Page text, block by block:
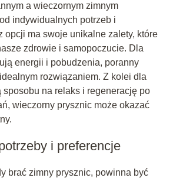
a wieczornym zimnym
indywidualnych potrzeb i
opcji ma swoje unikalne zalety, które
zdrowie i samopoczucie. Dla
energii i pobudzenia, poranny
rozwiązaniem. Z kolei dla
sposobu na relaks i regenerację po
wieczorny prysznic może okazać
i preferencje
brać zimny prysznic, powinna być